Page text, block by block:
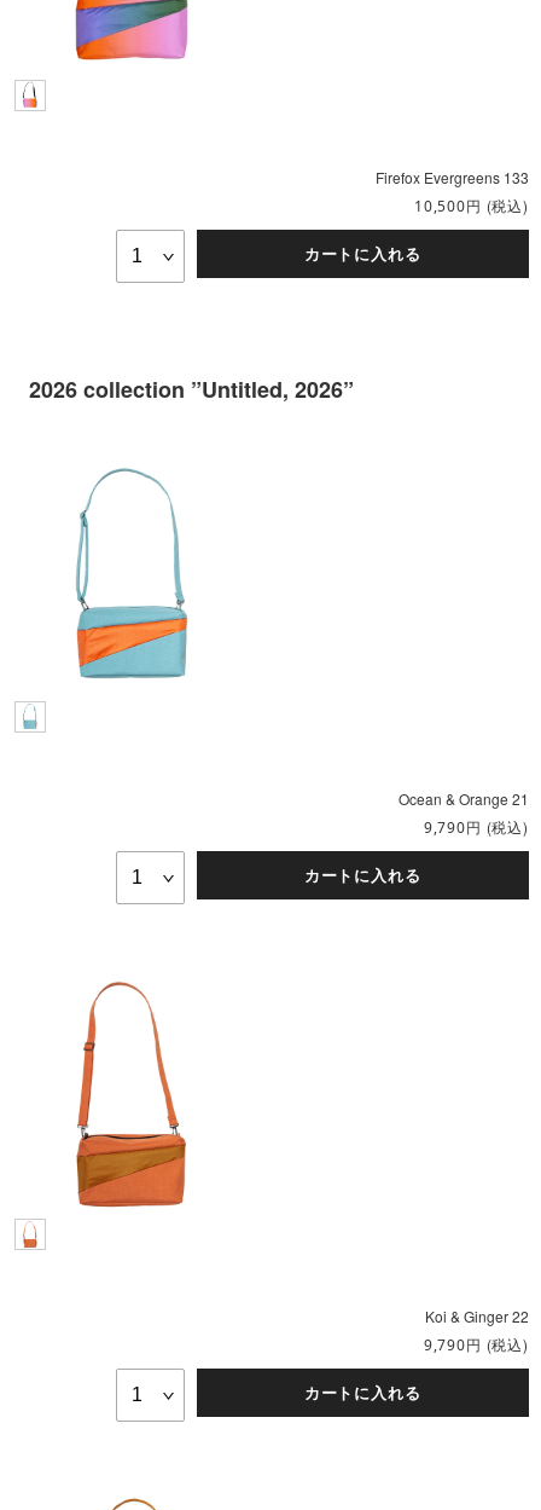
Firefox Evergreens 133
10,500円 (税込)
カートに入れる
2026 collection ”Untitled, 2026”
Ocean & Orange 21
9,790円 (税込)
カートに入れる
Koi & Ginger 22
9,790円 (税込)
カートに入れる